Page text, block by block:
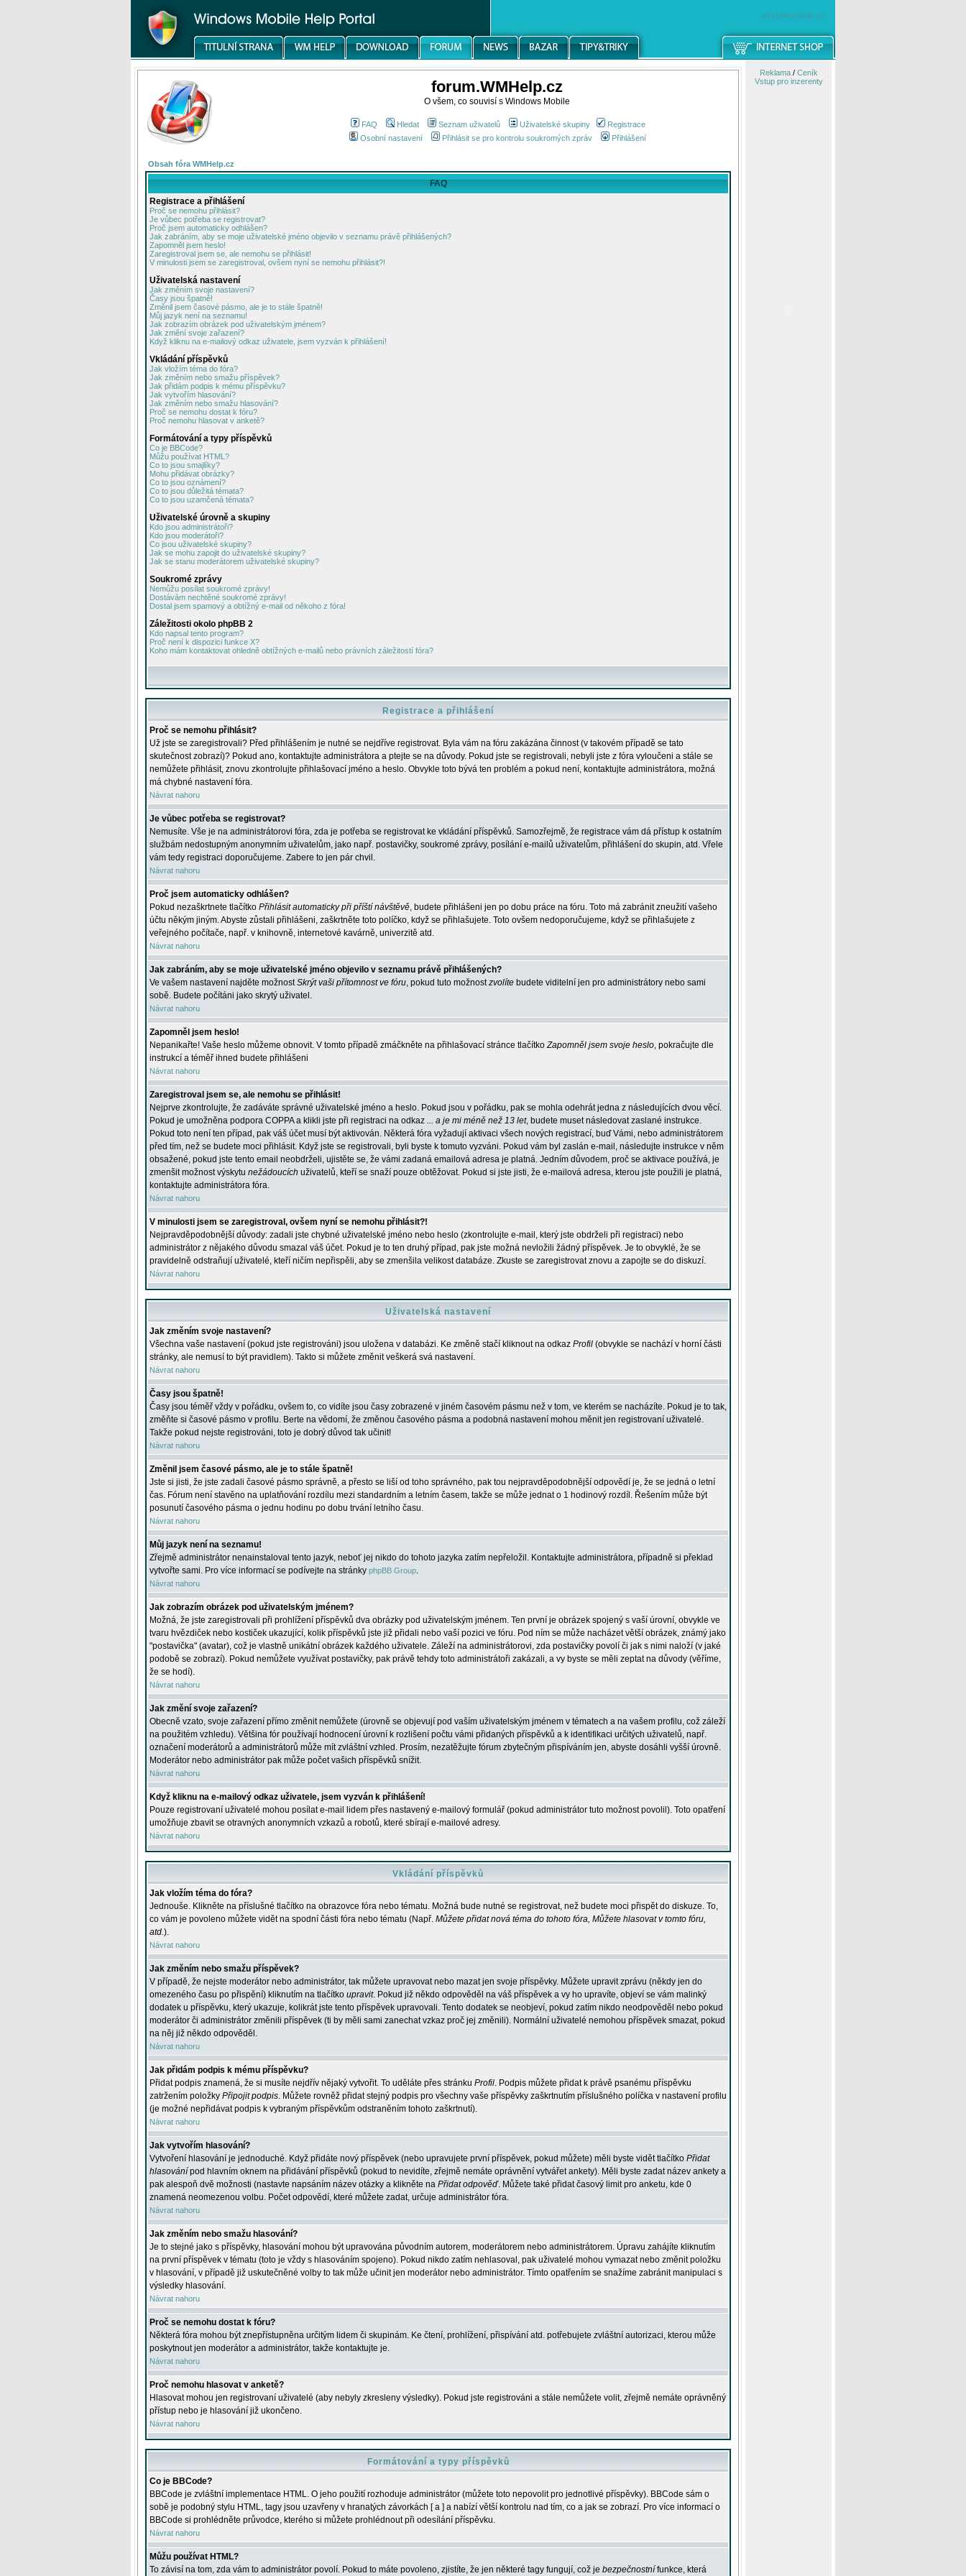
windowsmobile.cz
forum.WMHelp.cz
O všem, co souvisí s Windows Mobile
FAQ Hledat Seznam uživatelů Uživatelské skupiny
Registrace
Osobní nastavení
Přihlásit se pro kontrolu soukromých zpráv Přihlášení
Obsah fóra WMHelp.cz
FAQ
Registrace a přihlášení
Proč se nemohu přihlásit?
Je vůbec potřeba se registrovat?
Proč jsem automaticky odhlášen?
Jak zabráním, aby se moje uživatelské jméno objevilo v seznamu právě přihlášených?
Zapomněl jsem heslo!
Zaregistroval jsem se, ale nemohu se přihlásit!
V minulosti jsem se zaregistroval, ovšem nyní se nemohu přihlásit?!
Uživatelská nastavení
Jak změním svoje nastavení?
Časy jsou špatně!
Změnil jsem časové pásmo, ale je to stále špatně!
Můj jazyk není na seznamu!
Jak zobrazím obrázek pod uživatelským jménem?
Jak změní svoje zařazení?
Když kliknu na e-mailový odkaz uživatele, jsem vyzván k přihlášení!
Vkládání příspěvků
Jak vložím téma do fóra?
Jak změním nebo smažu příspěvek?
Jak přidám podpis k mému příspěvku?
Jak vytvořím hlasování?
Jak změním nebo smažu hlasování?
Proč se nemohu dostat k fóru?
Proč nemohu hlasovat v anketě?
Formátování a typy příspěvků
Co je BBCode?
Můžu používat HTML?
Co to jsou smajlíky?
Mohu přidávat obrázky?
Co to jsou oznámení?
Co to jsou důležitá témata?
Co to jsou uzamčená témata?
Uživatelské úrovně a skupiny
Kdo jsou administrátoři?
Kdo jsou moderátoři?
Co jsou uživatelské skupiny?
Jak se mohu zapojit do uživatelské skupiny?
Jak se stanu moderátorem uživatelské skupiny?
Soukromé zprávy
Nemůžu posílat soukromé zprávy!
Dostávám nechtěné soukromé zprávy!
Dostal jsem spamový a obtížný e-mail od někoho z fóra!
Záležitosti okolo phpBB 2
Kdo napsal tento program?
Proč není k dispozici funkce X?
Koho mám kontaktovat ohledně obtížných e-mailů nebo právních záležitostí fóra?
Registrace a přihlášení
Proč se nemohu přihlásit?
Už jste se zaregistrovali? Před přihlášením je nutné se nejdříve registrovat. Byla vám na fóru zakázána činnost (v takovém případě se tato
skutečnost zobrazí)? Pokud ano, kontaktujte administrátora a ptejte se na důvody. Pokud jste se registrovali, nebyli jste z fóra vyloučeni a stále se
nemůžete přihlásit, znovu zkontrolujte přihlašovací jméno a heslo. Obvykle toto bývá ten problém a pokud není, kontaktujte administrátora, možná
má chybné nastavení fóra.
Návrat nahoru
Je vůbec potřeba se registrovat?
Nemusíte. Vše je na administrátorovi fóra, zda je potřeba se registrovat ke vkládání příspěvků. Samozřejmě, že registrace vám dá přístup k ostatním
službám nedostupným anonymním uživatelům, jako např. postavičky, soukromé zprávy, posílání e-mailů uživatelům, přihlášení do skupin, atd. Vřele
vám tedy registraci doporučujeme. Zabere to jen pár chvil.
Návrat nahoru
Proč jsem automaticky odhlášen?
Pokud nezaškrtnete tlačítko Přihlásit automaticky při příští návštěvě, budete přihlášeni jen po dobu práce na fóru. Toto má zabránit zneužití vašeho
účtu někým jiným. Abyste zůstali přihlášeni, zaškrtněte toto políčko, když se přihlašujete. Toto ovšem nedoporučujeme, když se přihlašujete z
veřejného počítače, např. v knihovně, internetové kavárně, univerzitě atd.
Návrat nahoru
Jak zabráním, aby se moje uživatelské jméno objevilo v seznamu právě přihlášených?
Ve vašem nastavení najděte možnostSkrýt vaši přítomnost ve fóru, pokud tuto možnostzvolíte budete viditelní jen pro administrátory nebo sami
sobě. Budete počítáni jako skrytý uživatel.
Návrat nahoru
Zapomněl jsem heslo!
Nepanikařte! Vaše heslo můžeme obnovit. V tomto případě zmáčkněte na přihlašovací stránce tlačítkoZapomněl jsem svoje heslo, pokračujte dle
instrukcí a téměř ihned budete přihlášeni
Návrat nahoru
Zaregistroval jsem se, ale nemohu se přihlásit!
Nejprve zkontrolujte, že zadáváte správné uživatelské jméno a heslo. Pokud jsou v pořádku, pak se mohla odehrát jedna z následujících dvou věcí.
Pokud je umožněna podpora COPPA a klikli jste při registraci na odkaz ... a je mi méně než 13 let, budete muset následovat zaslané instrukce.
Pokud toto není ten případ, pak váš účet musí být aktivován. Některá fóra vyžadují aktivaci všech nových registrací, buď Vámi, nebo administrátorem
před tím, než se budete moci přihlásit. Když jste se registrovali, byli byste k tomuto vyzváni. Pokud vám byl zaslán e-mail, následujte instrukce v něm
obsažené, pokud jste tento email neobdrželi, ujistěte se, že vámi zadaná emailová adresa je platná. Jedním důvodem, proč se aktivace používá, je
zmenšit možnost výskytu nežádoucích uživatelů, kteří se snaží pouze obtěžovat. Pokud si jste jisti, že e-mailová adresa, kterou jste použili je platná,
kontaktujte administrátora fóra.
Návrat nahoru
V minulosti jsem se zaregistroval, ovšem nyní se nemohu přihlásit?!
Nejpravděpodobnější důvody: zadali jste chybné uživatelské jméno nebo heslo (zkontrolujte e-mail, který jste obdrželi při registraci) nebo
administrátor z nějakého důvodu smazal váš účet. Pokud je to ten druhý případ, pak jste možná nevložili žádný příspěvek. Je to obvyklé, že se
pravidelně odstraňují uživatelé, kteří ničím nepřispěli, aby se zmenšila velikost databáze. Zkuste se zaregistrovat znovu a zapojte se do diskuzí.
Návrat nahoru
Uživatelská nastavení
Jak změním svoje nastavení?
Všechna vaše nastavení (pokud jste registrováni) jsou uložena v databázi. Ke změně stačí kliknout na odkaz Profil (obvykle se nachází v horní části
stránky, ale nemusí to být pravidlem). Takto si můžete změnit veškerá svá nastavení.
Návrat nahoru
Časy jsou špatně!
Časy jsou téměř vždy v pořádku, ovšem to, co vidíte jsou časy zobrazené v jiném časovém pásmu než v tom, ve kterém se nacházíte. Pokud je to tak,
změňte si časové pásmo v profilu. Berte na vědomí, že změnou časového pásma a podobná nastavení mohou měnit jen registrovaní uživatelé.
Takže pokud nejste registrováni, toto je dobrý důvod tak učinit!
Návrat nahoru
Změnil jsem časové pásmo, ale je to stále špatně!
Jste si jisti, že jste zadali časové pásmo správně, a přesto se liší od toho správného, pak tou nejpravděpodobnější odpovědí je, že se jedná o letní
čas. Fórum není stavěno na uplatňování rozdílu mezi standardním a letním časem, takže se může jednat o 1 hodinový rozdíl. Řešením může být
posunutí časového pásma o jednu hodinu po dobu trvání letního času.
Návrat nahoru
Můj jazyk není na seznamu!
Zřejmě administrátor nenainstaloval tento jazyk, neboť jej nikdo do tohoto jazyka zatím nepřeložil. Kontaktujte administrátora, případně si překlad
vytvořte sami. Pro více informací se podívejte na stránky phpBB Group.
Návrat nahoru
Jak zobrazím obrázek pod uživatelským jménem?
Možná, že jste zaregistrovali při prohlížení příspěvků dva obrázky pod uživatelským jménem. Ten první je obrázek spojený s vaší úrovní, obvykle ve
tvaru hvězdiček nebo kostiček ukazující, kolik příspěvků jste již přidali nebo vaší pozici ve fóru. Pod ním se může nacházet větší obrázek, známý jako
"postavička" (avatar), což je vlastně unikátní obrázek každého uživatele. Záleží na administrátorovi, zda postavičky povolí či jak s nimi naloží (v jaké
podobě se zobrazí). Pokud nemůžete využívat postavičky, pak právě tehdy toto administrátoři zakázali, a vy byste se měli zeptat na důvody (věříme,
že se hodí).
Návrat nahoru
Jak změní svoje zařazení?
Obecně vzato, svoje zařazení přímo změnit nemůžete (úrovně se objevují pod vaším uživatelským jménem v tématech a na vašem profilu, což záleží
na použitém vzhledu). Většina fór používají hodnocení úrovní k rozlišení počtu vámi přidaných příspěvků a k identifikaci určitých uživatelů, např.
označení moderátorů a administrátorů může mít zvláštní vzhled. Prosím, nezatěžujte fórum zbytečným přispíváním jen, abyste dosáhli vyšší úrovně.
Moderátor nebo administrátor pak může počet vašich příspěvků snížit.
Návrat nahoru
Když kliknu na e-mailový odkaz uživatele, jsem vyzván k přihlášení!
Pouze registrovaní uživatelé mohou posílat e-mail lidem přes nastavený e-mailový formulář (pokud administrátor tuto možnost povolil). Toto opatření
umožňuje zbavit se otravných anonymních vzkazů a robotů, které sbírají e-mailové adresy.
Návrat nahoru
Vkládání příspěvků
Jak vložím téma do fóra?
Jednouše. Klikněte na příslušné tlačítko na obrazovce fóra nebo tématu. Možná bude nutné se registrovat, než budete moci přispět do diskuze. To,
co vám je povoleno můžete vidět na spodní části fóra nebo tématu (Např. Můžete přidat nová téma do tohoto fóra, Můžete hlasovat v tomto fóru,
atd.).
Návrat nahoru
Jak změním nebo smažu příspěvek?
V případě, že nejste moderátor nebo administrátor, tak můžete upravovat nebo mazat jen svoje příspěvky. Můžete upravit zprávu (někdy jen do
omezeného času po přispění) kliknutím na tlačítko upravit. Pokud již někdo odpověděl na váš příspěvek a vy ho upravíte, objeví se vám malinký
dodatek u příspěvku, který ukazuje, kolikrát jste tento příspěvek upravovali. Tento dodatek se neobjeví, pokud zatím nikdo neodpověděl nebo pokud
moderátor či administrátor změnili příspěvek (ti by měli sami zanechat vzkaz proč jej změnili). Normální uživatelé nemohou příspěvek smazat, pokud
na něj již někdo odpověděl.
Návrat nahoru
Jak přidám podpis k mému příspěvku?
Přidat podpis znamená, že si musíte nejdřív nějaký vytvořit. To uděláte přes stránku Profil. Podpis můžete přidat k právě psanému příspěvku
zatržením položky Připojit podpis. Můžete rovněž přidat stejný podpis pro všechny vaše příspěvky zaškrtnutím příslušného políčka v nastavení profilu
(je možné nepřidávat podpis k vybraným příspěvkům odstraněním tohoto zaškrtnutí).
Návrat nahoru
Jak vytvořím hlasování?
Vytvoření hlasování je jednoduché. Když přidáte nový příspěvek (nebo upravujete první příspěvek, pokud můžete) měli byste vidět tlačítko Přidat
hlasování pod hlavním oknem na přidávání příspěvků (pokud to nevidíte, zřejmě nemáte oprávnění vytvářet ankety). Měli byste zadat název ankety a
pak alespoň dvě možnosti (nastavte napsáním název otázky a klikněte na Přidat odpověď. Můžete také přidat časový limit pro anketu, kde 0
znamená neomezenou volbu. Počet odpovědí, které můžete zadat, určuje administrátor fóra.
Návrat nahoru
Jak změním nebo smažu hlasování?
Je to stejné jako s příspěvky, hlasování mohou být upravována původním autorem, moderátorem nebo administrátorem. Úpravu zahájíte kliknutím
na první příspěvek v tématu (toto je vždy s hlasováním spojeno). Pokud nikdo zatím nehlasoval, pak uživatelé mohou vymazat nebo změnit položku
v hlasování, v případě již uskutečněné volby to tak může učinit jen moderátor nebo administrátor. Tímto opatřením se snažíme zabránit manipulaci s
výsledky hlasování.
Návrat nahoru
Proč se nemohu dostat k fóru?
Některá fóra mohou být znepřístupněna určitým lidem či skupinám. Ke čtení, prohlížení, přispívání atd. potřebujete zvláštní autorizaci, kterou může
poskytnout jen moderátor a administrátor, takže kontaktujte je.
Návrat nahoru
Proč nemohu hlasovat v anketě?
Hlasovat mohou jen registrovaní uživatelé (aby nebyly zkresleny výsledky). Pokud jste registrováni a stále nemůžete volit, zřejmě nemáte oprávněný
přístup nebo je hlasování již ukončeno.
Návrat nahoru
Formátování a typy příspěvků
Co je BBCode?
BBCode je zvláštní implementace HTML. O jeho použití rozhoduje administrátor (můžete toto nepovolit pro jednotlivé příspěvky). BBCode sám o
sobě je podobný stylu HTML, tagy jsou uzavřeny v hranatých závorkách [ a ] a nabízí větší kontrolu nad tím, co a jak se zobrazí. Pro více informací o
BBCode si prohlédněte průvodce, kterého si můžete prohlédnout při odesílání příspěvku.
Návrat nahoru
Můžu používat HTML?
To závisí na tom, zda vám to administrátor povolí. Pokud to máte povoleno, zjistíte, že jen některé tagy fungují, což je bezpečnostní funkce, která
Reklama/ Ceník
Vstup pro inzerenty